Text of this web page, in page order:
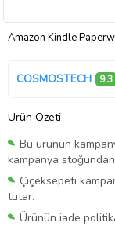
Amazon Kindle
COSMOSTECH 9,3
Ürün Özeti
Bu ürünün
kampanya
Çiçeksepeti
tutar.
Ürünün iade